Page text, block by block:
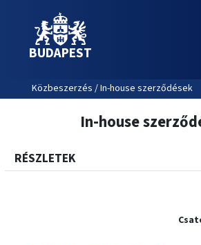
BUDAPEST
Közbeszerzés / In-house szerződések
In-house
RÉSZLETEK